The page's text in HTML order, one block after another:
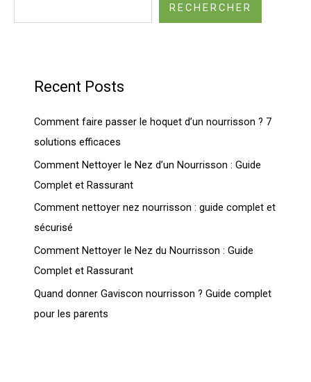
RECHERCHER
Recent Posts
Comment faire passer le hoquet d’un nourrisson ? 7
solutions efficaces
Comment Nettoyer le Nez d’un Nourrisson : Guide
Complet et Rassurant
Comment nettoyer nez nourrisson : guide complet et
sécurisé
Comment Nettoyer le Nez du Nourrisson : Guide
Complet et Rassurant
Quand donner Gaviscon nourrisson ? Guide complet
pour les parents